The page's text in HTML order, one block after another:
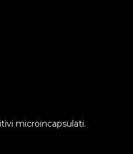
microincapsulati.